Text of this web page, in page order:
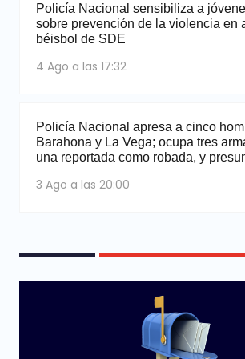
Policía Nacional sensibiliza a
sobre prevención de la violencia en
béisbol de SDE
4 Ago a las 17:32
Policía Nacional apresa a cinco
Barahona y La Vega; ocupa tres
una reportada como robada, y
3 Ago a las 20:00